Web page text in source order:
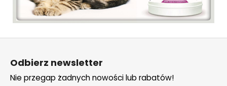
S
Odbierz newsletter
Nie przegap żadnych nowości lub rabatów!